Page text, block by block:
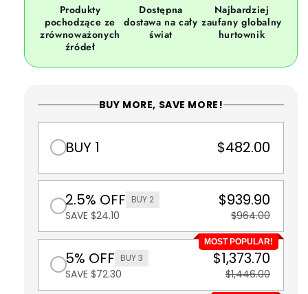
Produkty
pochodzące ze
zrównoważonych
źródeł
Dostępna
dostawa na cały
świat
Najbardziej
zaufany globalny
hurtownik
BUY MORE, SAVE MORE!
BUY 1 $482.00
2.5% OFF BUY 2
SAVE $24.10
$939.90
$964.00
MOST POPULAR!
5% OFF BUY 3
SAVE $72.30
$1,373.70
$1,446.00